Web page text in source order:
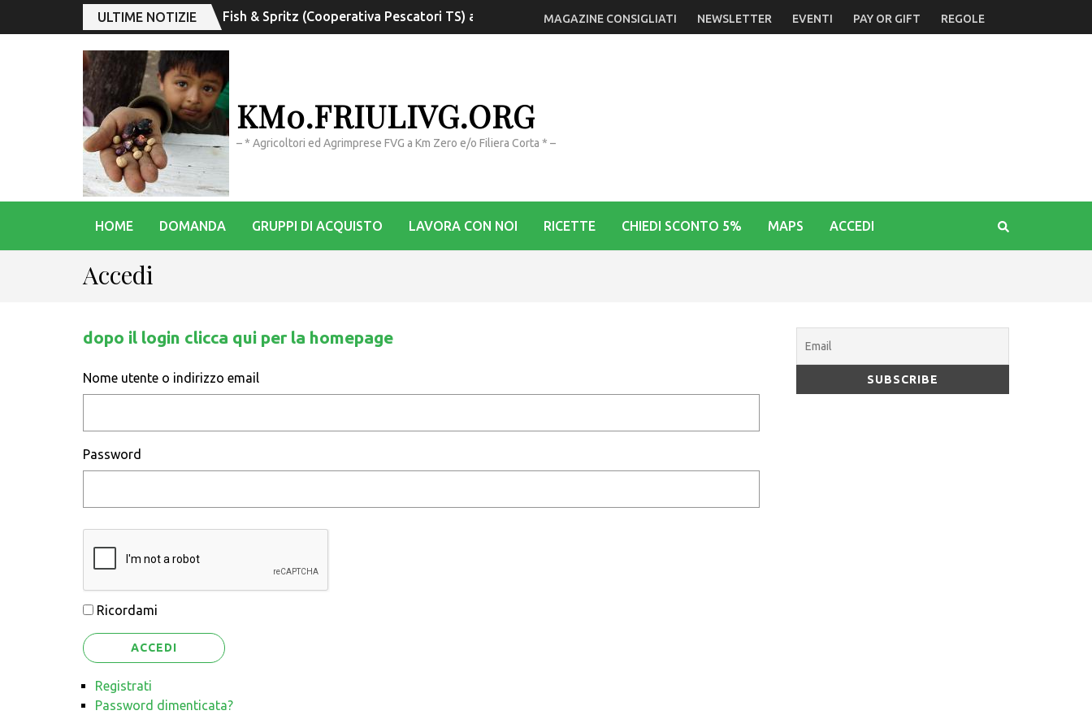
ULTIME NOTIZIE Fish & Spritz (Cooperativa Pescatori TS) a MonfalconeMAGAZINE CONSIGLIATI NEWSLETTER EVENTI PAY OR GIFT REGOLE
KM0.FRIULIVG.ORG
– * Agricoltori ed Agrimprese FVG a Km Zero e/o Filiera Corta * –
HOME DOMANDA GRUPPI DI ACQUISTO LAVORA CON NOI RICETTE CHIEDI SCONTO 5% MAPS ACCEDI
Accedi
dopo il login clicca qui per la homepage
Nome utente o indirizzo email
Password
Ricordami
ACCEDI
Registrati
Password dimenticata?